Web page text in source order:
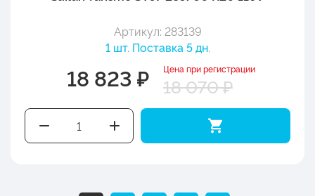
Артикул: 283139
1 шт. Поставка 5 дн.
18 823 ₽ Цена при регистрации
18 070 ₽